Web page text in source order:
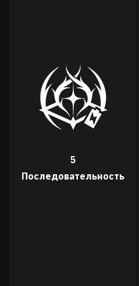
5
Последовательность